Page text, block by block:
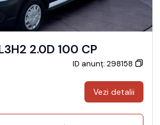
2.0D 100 CP
ID anunț: 298158
Vezi detalii